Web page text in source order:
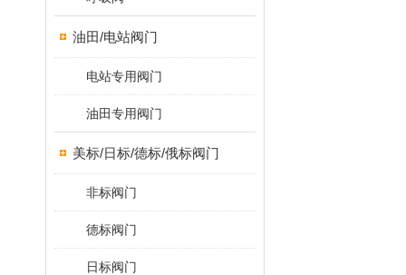
油田/电站阀门
电站专用阀门
油田专用阀门
美标/日标/德标/俄标阀门
非标阀门
德标阀门
日标阀门